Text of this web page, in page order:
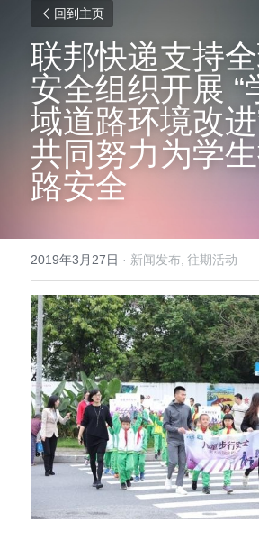
回到主页
联邦快递支持
安全组织开展 “
域道路环境改进
共同努力为学
路安全
2019年3月27日 · 新闻发布, 往期活动